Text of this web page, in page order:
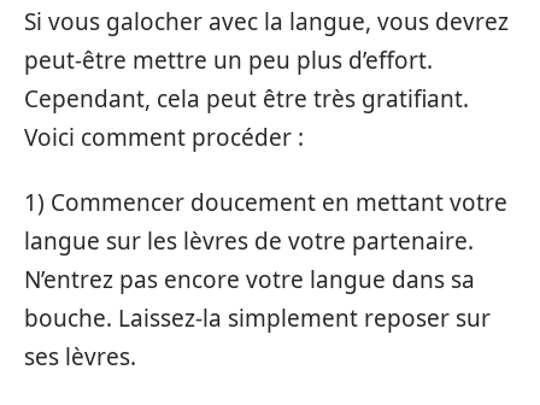
Si vous galocher avec la langue, vous devrez
peut-être mettre un peu plus d’effort.
Cependant, cela peut être très gratifiant.
Voici comment procéder :
1) Commencer doucement en mettant votre
langue sur les lèvres de votre partenaire.
N’entrez pas encore votre langue dans sa
bouche. Laissez-la simplement reposer sur
ses lèvres.